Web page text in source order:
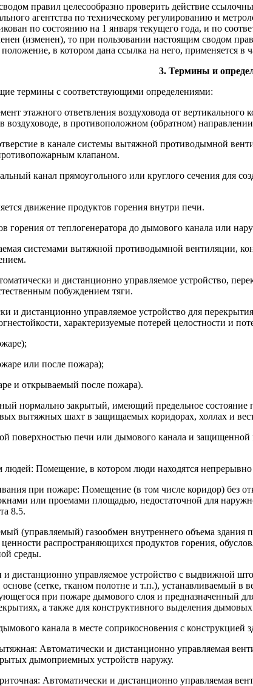
правил целесообразно проверить действие
агентства по техническому регулированию и
по состоянию на 1 января текущего года, и по
(изменен), то при пользовании настоящим сводом
в котором дана ссылка на него, применяется в
3. Термины и
термины с соответствующими определениями:
этажного ответвления воздуховода от
воздуховоде, в противоположном (обратном)
в канале системы вытяжной противодымной
клапаном.
канал прямоугольного или круглого сечения для
движение продуктов горения внутри печи.
горения от теплогенератора до дымового канала или
системами вытяжной противодымной вентиляции,
и дистанционно управляемое устройство,
побуждением тяги.
и дистанционно управляемое устройство для
характеризуемые потерей целостности и
или после пожара);
и открываемый после пожара).
нормально закрытый, имеющий предельное состояние
вытяжных шахт в защищаемых коридорах, холлах и
поверхностью печи или дымового канала и
Помещение, в котором люди находятся непрерывно
при пожаре: Помещение (в том числе коридор)
или проемами площадью, недостаточной для
8.5.
(управляемый) газообмен внутреннего объема
распространяющихся продуктов горения,
среды.
дистанционно управляемое устройство с выдвижной
(сетке, тканом полотне и т.п.), устанавливаемый
при пожаре дымового слоя и предназначенный
а также для конструктивного выделения
канала в месте соприкосновения с конструкцией
Автоматически и дистанционно управляемая
дымоприемных устройств наружу.
Автоматически и дистанционно управляемая